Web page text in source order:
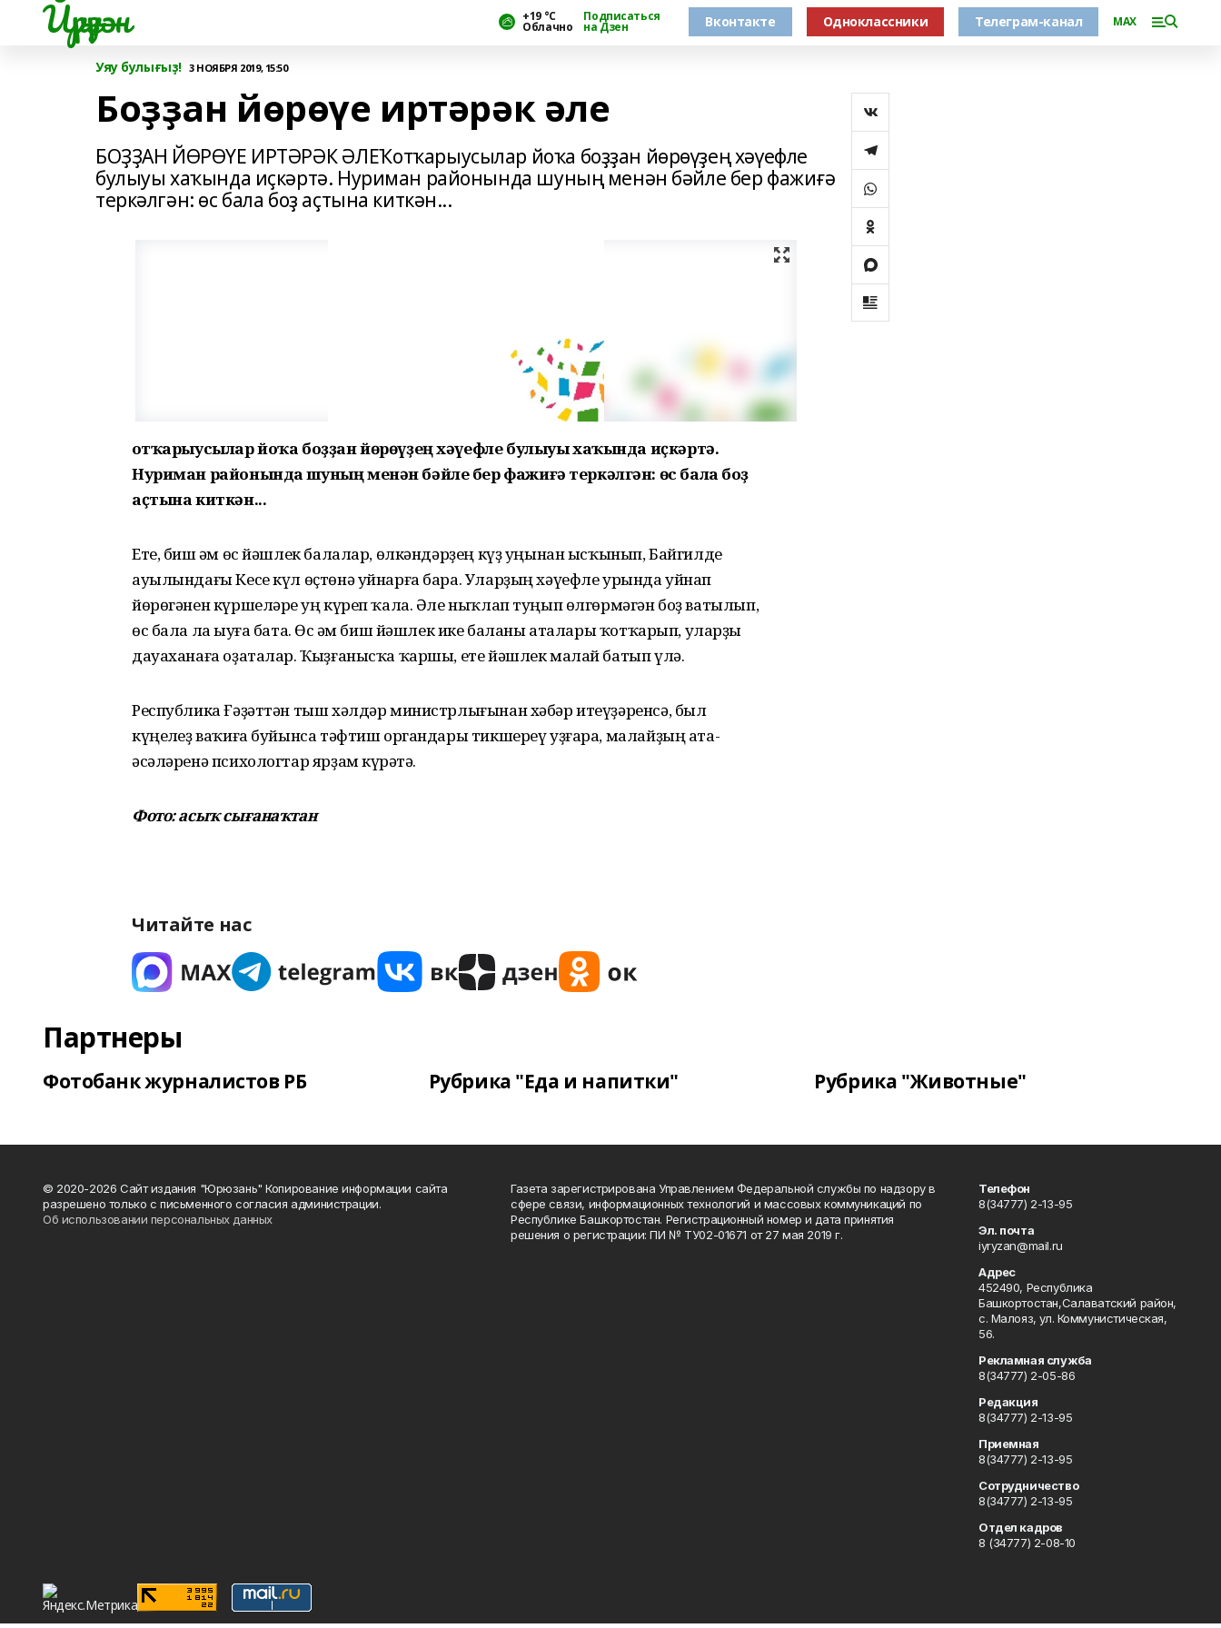
Йүрүҙән +19 °С
Облачно
Подписаться
на Дзен Вконтакте Одноклассники Телеграм-канал MAX
Уяу булығыҙ! 3 НОЯБРЯ 2019, 15:50
Боҙҙан йөрөүе иртәрәк әле
БОҘҘАН ЙӨРӨҮЕ ИРТӘРӘК ӘЛЕҠотҡарыусылар йоҡа боҙҙан йөрөүҙең хәүефле
булыуы хаҡында иҫкәртә. Нуриман районында шуның менән бәйле бер фажиғә
теркәлгән: өс бала боҙ аҫтына киткән...
Ҡотҡарыусылар йоҡа боҙҙан йөрөүҙең хәүефле булыуы хаҡында иҫкәртә.
Нуриман районында шуның менән бәйле бер фажиғә теркәлгән: өс бала боҙ
аҫтына киткән...
Ете, биш һәм өс йәшлек балалар, өлкәндәрҙең күҙ уңынан ысҡынып, Байгилде
ауылындағы Кесе күл өҫтөнә уйнарға бара. Уларҙың хәүефле урында уйнап
йөрөгәнен күршеләре һуң күреп ҡала. Әле ныҡлап туңып өлгөрмәгән боҙ ватылып,
өс бала ла һыуға бата. Өс һәм биш йәшлек ике баланы аталары ҡотҡарып, уларҙы
дауаханаға оҙаталар. Ҡыҙғанысҡа ҡаршы, ете йәшлек малай батып үлә.
Республика Ғәҙәттән тыш хәлдәр министрлығынан хәбәр итеүҙәренсә, был
күңелһеҙ ваҡиға буйынса тәфтиш органдары тикшереү уҙғара, малайҙың ата-
әсәләренә психологтар ярҙам күрһәтә.
Фото: асыҡ сығанаҡтан
Читайте нас
Партнеры
Фотобанк журналистов РБ Рубрика "Еда и напитки" Рубрика "Животные"
© 2020-2026 Сайт издания "Юрюзань" Копирование информации сайта
разрешено только с письменного согласия администрации.
Об использовании персональных данных
Газета зарегистрирована Управлением Федеральной службы по надзору в
сфере связи, информационных технологий и массовых коммуникаций по
Республике Башкортостан. Регистрационный номер и дата принятия
решения о регистрации: ПИ № ТУ02-01671 от 27 мая 2019 г.
Телефон
8(34777) 2-13-95
Эл. почта
iyryzan@mail.ru
Адрес
452490, Республика
Башкортостан,Салаватский район,
с. Малояз, ул. Коммунистическая,
56.
Рекламная служба
8(34777) 2-05-86
Редакция
8(34777) 2-13-95
Приемная
8(34777) 2-13-95
Сотрудничество
8(34777) 2-13-95
Отдел кадров
8 (34777) 2-08-10